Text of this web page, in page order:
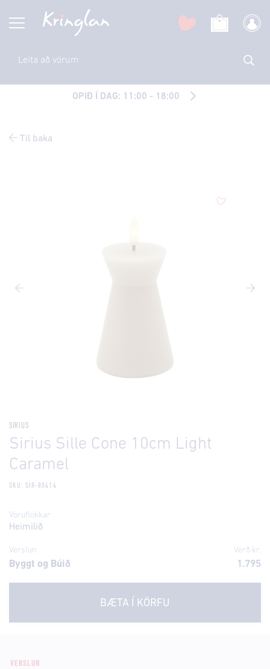
OPIÐ Í DAG: 11:00 - 18:00
Til baka
SIRIUS
Sirius Sille Cone 10cm Light
Caramel
SKU: SIR-80414
Vöruflokkar
Heimilið
Verslun Verð kr.
Byggt og Búið 1.795
BÆTA Í KÖRFU
VERSLUN